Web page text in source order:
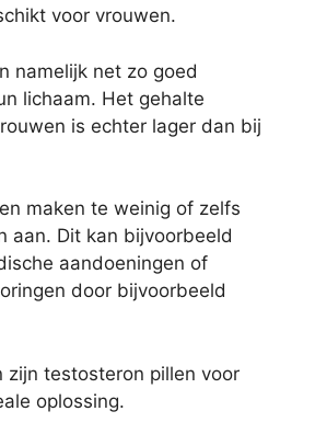
voor vrouwen.
namelijk net zo goed
lichaam. Het gehalte
is echter lager dan bij
maken te weinig of zelfs
aan. Dit kan bijvoorbeeld
aandoeningen of
door bijvoorbeeld
zijn testosteron pillen voor
oplossing.